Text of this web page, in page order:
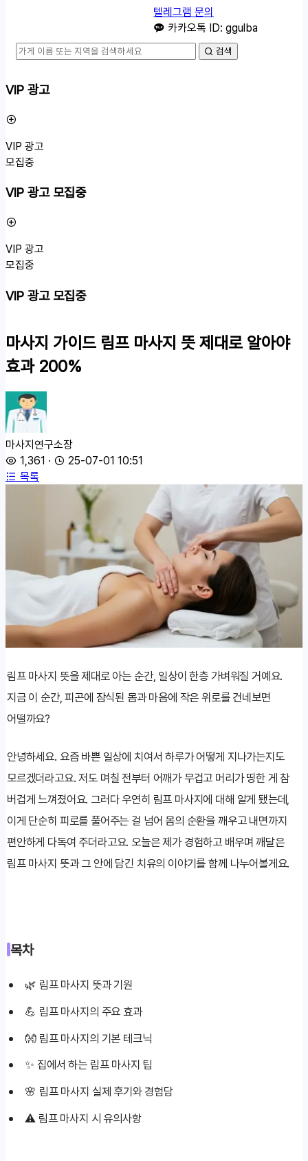
텔레그램 문의
카카오톡 ID: ggulba
검색
VIP 광고
VIP 광고
모집중
VIP 광고 모집중
VIP 광고
모집중
VIP 광고 모집중
마사지 가이드 림프 마사지 뜻 제대로 알아야
효과 200%
마사지연구소장
1,361 ·
25-07-01 10:51
목록
림프 마사지 뜻을 제대로 아는 순간, 일상이 한층 가벼워질 거예요.
지금 이 순간, 피곤에 잠식된 몸과 마음에 작은 위로를 건네보면
어떨까요?
안녕하세요. 요즘 바쁜 일상에 치여서 하루가 어떻게 지나가는지도
모르겠더라고요. 저도 며칠 전부터 어깨가 무겁고 머리가 띵한 게 참
버겁게 느껴졌어요. 그러다 우연히 림프 마사지에 대해 알게 됐는데,
이게 단순히 피로를 풀어주는 걸 넘어 몸의 순환을 깨우고 내면까지
편안하게 다독여 주더라고요. 오늘은 제가 경험하고 배우며 깨달은
림프 마사지 뜻과 그 안에 담긴 치유의 이야기를 함께 나누어볼게요.
목차
🌿 림프 마사지 뜻과 기원
💪 림프 마사지의 주요 효과
👐 림프 마사지의 기본 테크닉
✨ 집에서 하는 림프 마사지 팁
🌸 림프 마사지 실제 후기와 경험담
⚠️ 림프 마사지 시 유의사항